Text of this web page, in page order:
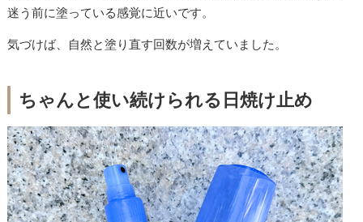
迷う前に塗っている感覚に近いです。
気づけば、自然と塗り直す回数が増えていました。
ちゃんと使い続けられる日焼け止め